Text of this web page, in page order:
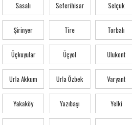
Sasalı Seferihisar Selçuk
Şirinyer Tire Torbalı
Üçkuyular Üçyol Ulukent
Urla Akkum Urla Özbek Varyant
Yakaköy Yazıbaşı Yelki